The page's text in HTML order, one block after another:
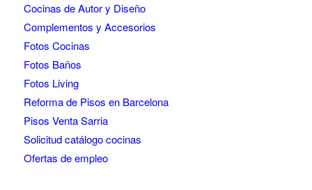
Cocinas de Autor y Diseño
Complementos y Accesorios
Fotos Cocinas
Fotos Baños
Fotos Living
Reforma de Pisos en Barcelona
Pisos Venta Sarria
Solicitud catálogo cocinas
Ofertas de empleo